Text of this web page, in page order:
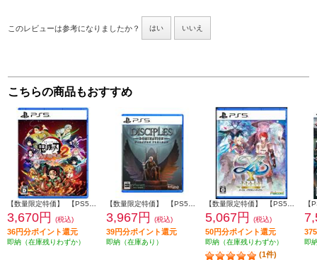
このレビューは参考になりましたか？ はい いいえ
こちらの商品もおすすめ
【数量限定特価】 【PS5】 鬼滅の刃 ヒノカミ血風譚2 通常版（特典：みにきゃらイラスト マルチケース[4種セット]付き）
3,670円 (税込)
36円分ポイント還元
即納（在庫残りわずか）
【数量限定特価】 【PS5】 ディサイプルズ ドミネーション デラックスエディション
3,967円 (税込)
39円分ポイント還元
即納（在庫あり）
【数量限定特価】 【PS5】 イースX -Proud NORDICS-
5,067円 (税込)
50円分ポイント還元
即納（在庫残りわずか）
(1件)
即